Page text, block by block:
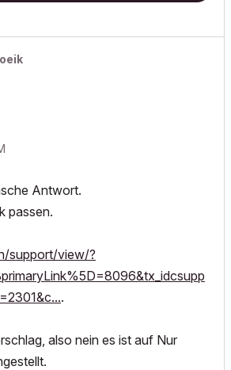
Antwort.
passen.
support/view/?
.
also nein es ist auf Nur